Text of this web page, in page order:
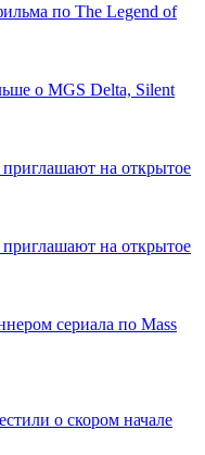
по The Legend of
о MGS Delta, Silent
на открытое
на открытое
сериала по Mass
о скором начале